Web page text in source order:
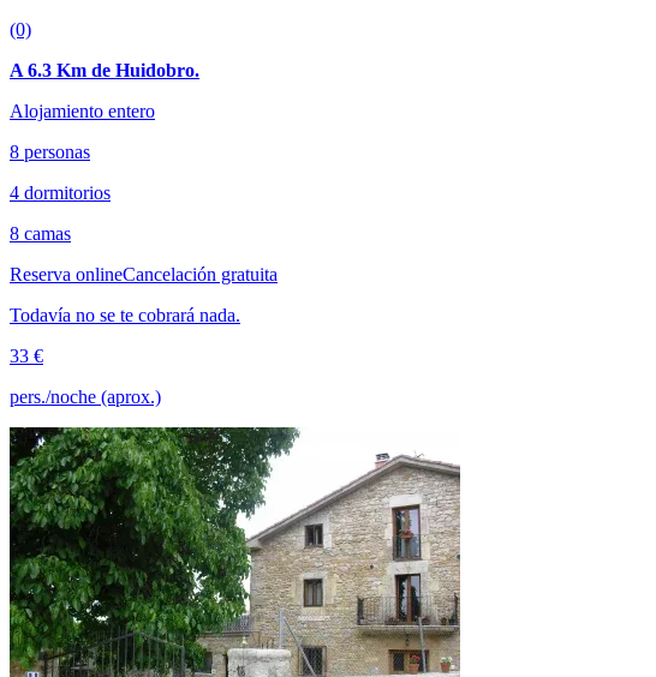
(0)
A 6.3 Km de Huidobro.
Alojamiento entero
8 personas
4 dormitorios
8 camas
Reserva onlineCancelación gratuita
Todavía no se te cobrará nada.
33 €
pers./noche (aprox.)